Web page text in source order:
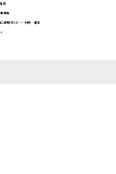
亮
事務局
伝（2）・・・村崎 義正